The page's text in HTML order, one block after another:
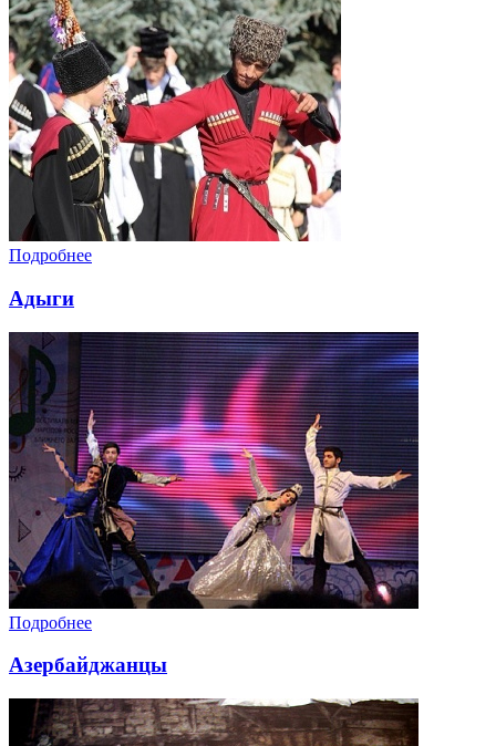
Подробнее
Адыги
Подробнее
Азербайджанцы